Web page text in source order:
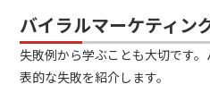
バイラルマーケティン
失敗例から学ぶことも大切です
表的な失敗を紹介します。